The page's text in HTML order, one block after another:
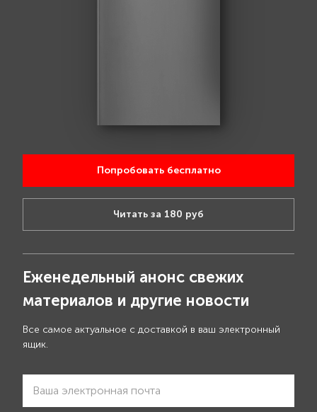
Попробовать бесплатно
Читать за 180 руб
Еженедельный анонс свежих
материалов и другие новости
Все самое актуальное с доставкой в ваш электронный
ящик.